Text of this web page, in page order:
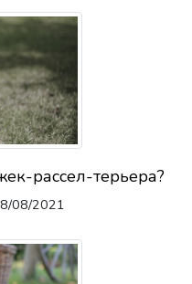
рассел-терьера?
08/2021